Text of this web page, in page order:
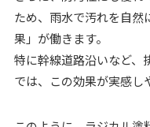
ため、雨水で汚れを自然
果」が働きます。
特に幹線道路沿いなど、
では、この効果が実感し